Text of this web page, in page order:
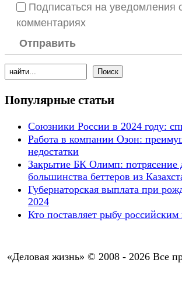
Подписаться на уведомления
комментариях
Отправить
Популярные статьи
Союзники России в 2024 году:
Работа в компании Озон:
недостатки
Закрытие БК Олимп: потрясение
большинства беттеров из
Губернаторская выплата при
2024
Кто поставляет рыбу российским
«Деловая жизнь» © 2008 - 2026 Все